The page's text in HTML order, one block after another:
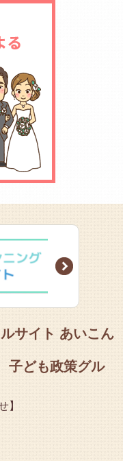
Next
サイト あいこん
子ども政策グル
】